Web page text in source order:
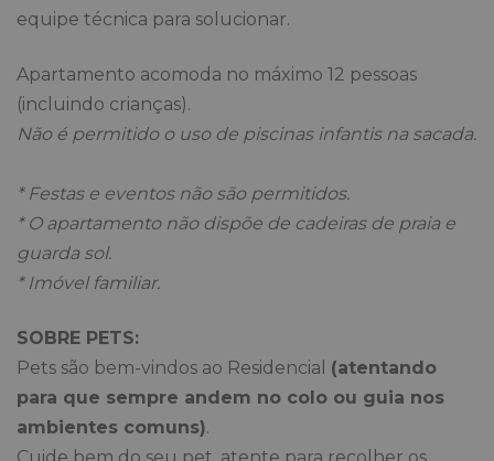
equipe técnica para solucionar.
Apartamento acomoda no máximo 12 pessoas
(incluindo crianças).
Não é permitido o uso de piscinas infantis na sacada.
* Festas e eventos não são permitidos.
* O apartamento não dispõe de cadeiras de praia e
guarda sol.
* Imóvel familiar.
SOBRE PETS:
Pets são bem-vindos ao Residencial (atentando
para que sempre andem no colo ou guia nos
ambientes comuns).